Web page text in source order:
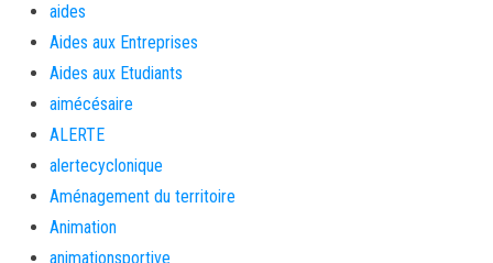
aides
Aides aux Entreprises
Aides aux Etudiants
aimécésaire
ALERTE
alertecyclonique
Aménagement du territoire
Animation
animationsportive